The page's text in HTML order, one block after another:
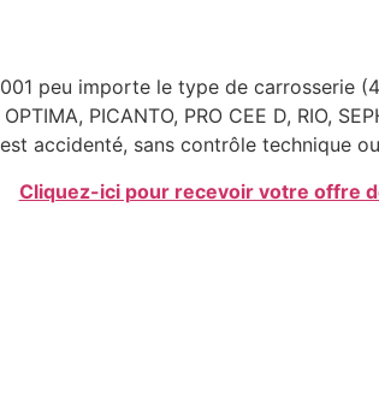
peu importe le type de carrosserie
PICANTO, PRO CEE D, RIO,
accidenté, sans contrôle technique
Cliquez-ici pour recevoir votre offre